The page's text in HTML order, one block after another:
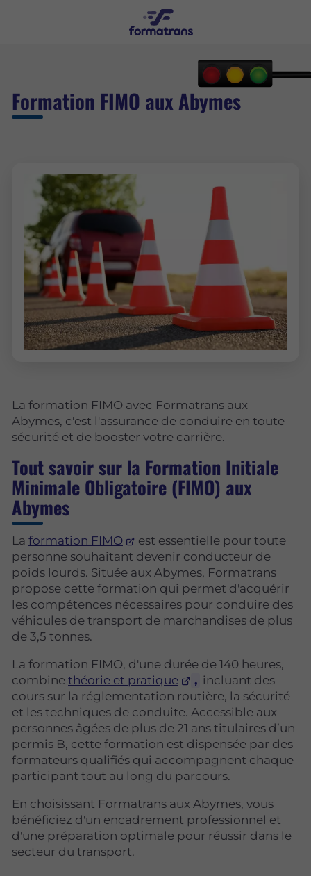
Formation FIMO aux Abymes
La formation FIMO avec Formatrans aux
Abymes, c'est l'assurance de conduire en toute
sécurité et de booster votre carrière.
Tout savoir sur la Formation Initiale
Minimale Obligatoire (FIMO) aux
Abymes
La formation FIMO
est essentielle pour toute
personne souhaitant devenir conducteur de
poids lourds. Située aux Abymes, Formatrans
propose cette formation qui permet d'acquérir
les compétences nécessaires pour conduire des
véhicules de transport de marchandises de plus
de 3,5 tonnes.
La formation FIMO, d'une durée de 140 heures,
combine théorie et pratique , incluant des
cours sur la réglementation routière, la sécurité
et les techniques de conduite. Accessible aux
personnes âgées de plus de 21 ans titulaires d’un
permis B, cette formation est dispensée par des
formateurs qualifiés qui accompagnent chaque
participant tout au long du parcours.
En choisissant Formatrans aux Abymes, vous
bénéficiez d'un encadrement professionnel et
d'une préparation optimale pour réussir dans le
secteur du transport.